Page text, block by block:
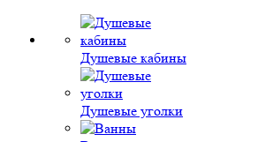
Душевые кабины
Душевые уголки